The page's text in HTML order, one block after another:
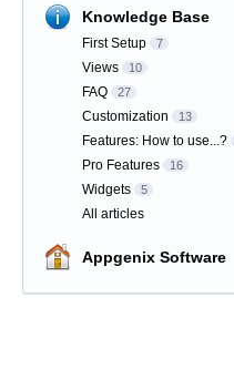
Knowledge Base
First Setup 7
Views 10
FAQ 27
Customization 13
Features: How to use...?
Pro Features 16
Widgets 5
All articles
Appgenix Software